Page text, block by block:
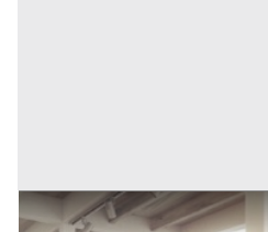
Ufficio all'asta a Novara